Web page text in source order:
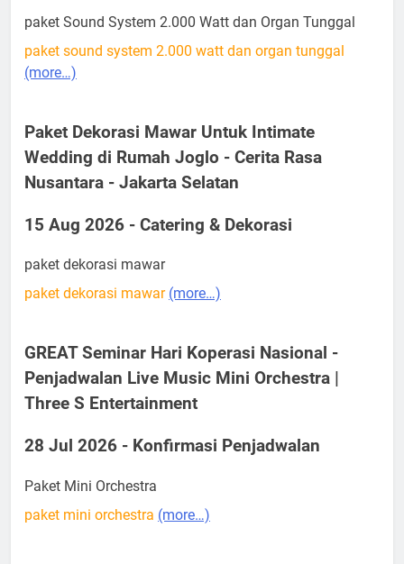
paket Sound System 2.000 Watt dan Organ Tunggal
paket sound system 2.000 watt dan organ tunggal
(more…)
Paket Dekorasi Mawar Untuk Intimate
Wedding di Rumah Joglo - Cerita Rasa
Nusantara - Jakarta Selatan
15 Aug 2026 - Catering & Dekorasi
paket dekorasi mawar
paket dekorasi mawar (more…)
GREAT Seminar Hari Koperasi Nasional -
Penjadwalan Live Music Mini Orchestra |
Three S Entertainment
28 Jul 2026 - Konfirmasi Penjadwalan
Paket Mini Orchestra
paket mini orchestra (more…)